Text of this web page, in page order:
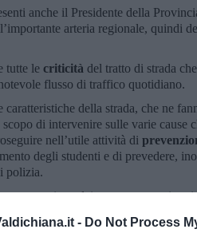
- Do Not Process
anche il Presidente della
arteria regionale, quindi
tutte le criticità del tratto di strada
flusso di traffico quotidiano.
della strada, che ne
di intervenire sulle varie cause
nell’utile attività di
degli studenti e di prevedere,
polizia.
repressione dei comportamenti
infatti, la strada migliore